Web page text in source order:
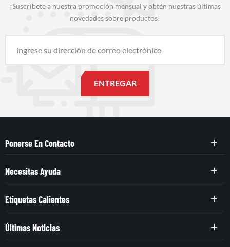
¡Suscríbete a nuestra promoción mensual y obtén nuestras últimas
novedades sobre productos!
Ponerse En Contacto
Necesitas Ayuda
Etiquetas Calientes
Últimas Noticias